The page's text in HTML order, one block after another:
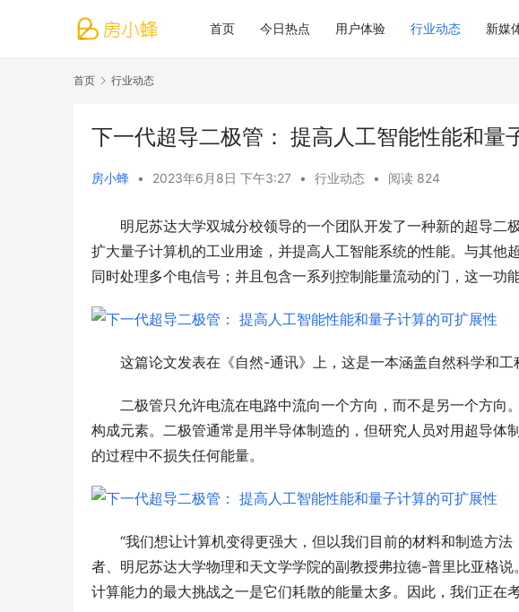
首页 今日热点 用户体验 行业动态 新媒
首页 行业动态
下一代超导二极管： 提高人工智能性能和量
房小蜂 • 2023年6月8日 下午3:27 • 行业动态 • 阅读 824
明尼苏达大学双城分校领导的一个团队开发了一种新的超导二
扩大量子计算机的工业用途，并提高人工智能系统的性能。与其他
同时处理多个电信号；并且包含一系列控制能量流动的门，这一功
这篇论文发表在《自然-通讯》上，这是一本涵盖自然科学和工
二极管只允许电流在电路中流向一个方向，而不是另一个方向
构成元素。二极管通常是用半导体制造的，但研究人员对用超导体
的过程中不损失任何能量。
“我们想让计算机变得更强大，但以我们目前的材料和制造方
者、明尼苏达大学物理和天文学学院的副教授弗拉德-普里比亚格
计算能力的最大挑战之一是它们耗散的能量太多。因此，我们正在